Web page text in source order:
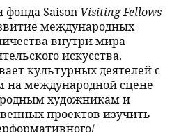
Saison Visiting Fellows
международных
внутри мира
искусства.
культурных деятелей с
международной сцене
художникам и
проектов изучить